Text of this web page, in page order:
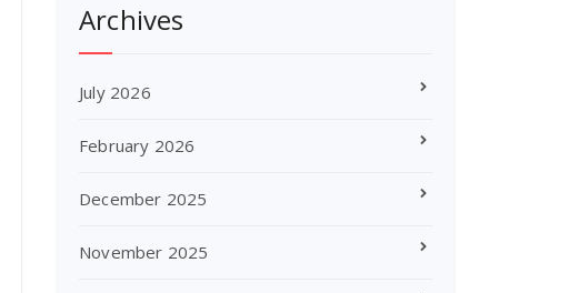
Archives
July 2026
February 2026
December 2025
November 2025